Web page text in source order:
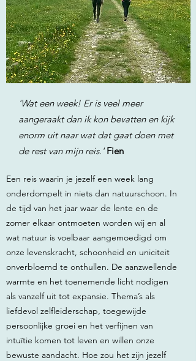
'Wat een week! Er is veel meer
aangeraakt dan ik kon bevatten en kijk
enorm uit naar wat dat gaat doen met
de rest van mijn reis.' Fien
Een reis waarin je jezelf een week lang
onderdompelt in niets dan natuurschoon. In
de tijd van het jaar waar de lente en de
zomer elkaar ontmoeten worden wij en al
wat natuur is voelbaar aangemoedigd om
onze levenskracht, schoonheid en uniciteit
onverbloemd te onthullen. De aanzwellende
warmte en het toenemende licht nodigen
als vanzelf uit tot expansie. Thema’s als
liefdevol zelfleiderschap, toegewijde
persoonlijke groei en het verfijnen van
intuïtie komen tot leven en willen onze
bewuste aandacht. Hoe zou het zijn jezelf